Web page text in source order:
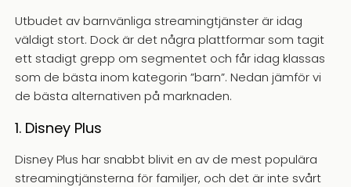
Utbudet av barnvänliga streamingtjänster är idag
väldigt stort. Dock är det några plattformar som tagit
ett stadigt grepp om segmentet och får idag klassas
som de bästa inom kategorin ”barn”. Nedan jämför vi
de bästa alternativen på marknaden.
1. Disney Plus
Disney Plus har snabbt blivit en av de mest populära
streamingtjänsterna för familjer, och det är inte svårt